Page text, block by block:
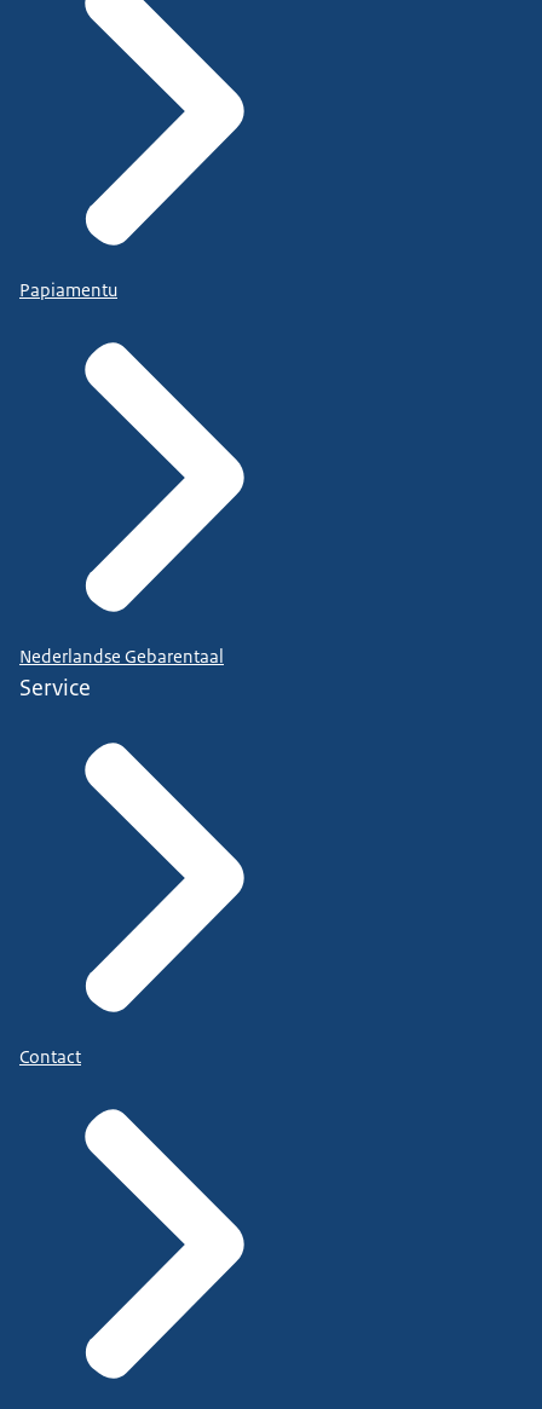
Papiamentu
Nederlandse Gebarentaal
Service
Contact